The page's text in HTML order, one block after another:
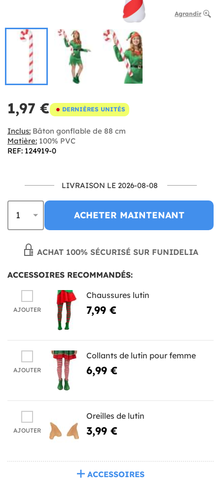
Agrandir
1,97 € DERNIÈRES UNITÉS
Inclus: Bâton gonflable de 88 cm
Matière: 100% PVC
REF: 124919-0
LIVRAISON LE 2026-08-08
ACHETER MAINTENANT
ACHAT 100% SÉCURISÉ SUR FUNIDELIA
ACCESSOIRES RECOMMANDÉS:
AJOUTER
Chaussures lutin
7,99 €
AJOUTER
Collants de lutin pour femme
6,99 €
AJOUTER
Oreilles de lutin
3,99 €
ACCESSOIRES